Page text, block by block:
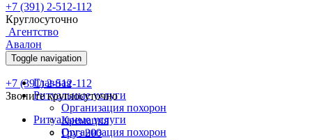
+7 (391) 2-512-112
Круглосуточно
Агентство
Авалон
Toggle navigation
Главная
Ритуальные услуги
Организация похорон
Кремация
Груз 200
+7 (391) 2-512-112
Звоните круглосуточно
Ритуальные услуги
Организация похорон